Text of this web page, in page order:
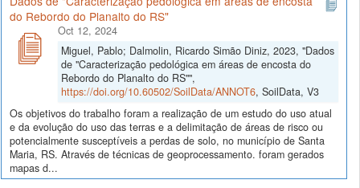
do Rebordo do Planalto do RS"
Oct 12, 2024
Miguel, Pablo; Dalmolin, Ricardo Simão Diniz, 2023, "Dados
de "Caracterização pedológica em áreas de encosta do
Rebordo do Planalto do RS"",
https://doi.org/10.60502/SoilData/ANNOT6, SoilData, V3
Os objetivos do trabalho foram a realização de um estudo do uso atual
e da evolução do uso das terras e a delimitação de áreas de risco ou
potencialmente susceptíveis a perdas de solo, no município de Santa
Maria, RS. Através de técnicas de geoprocessamento. foram gerados
mapas d...